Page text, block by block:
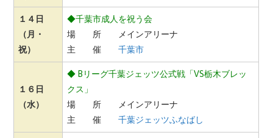
１４日
（月・
祝）
◆千葉市成人を祝う会
場 所 メインアリーナ
主 催千葉市
１６日
（水）
◆ Bリーグ千葉ジェッツ公式戦「VS栃木ブレッ
クス」
場 所 メインアリーナ
主 催千葉ジェッツふなばし